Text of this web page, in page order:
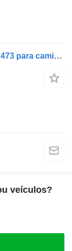
Válvula de controlo de travão WABCO 473 para camião tractor MAN g, g90, l2000, m2000l, m90, f90
veículos?